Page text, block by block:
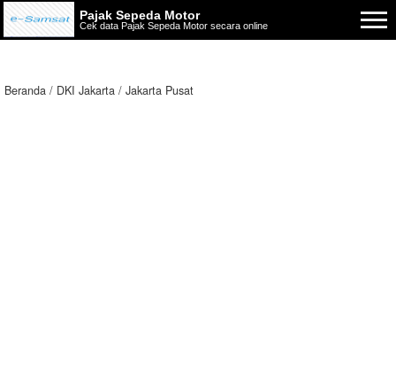
Pajak Sepeda Motor
Cek data Pajak Sepeda Motor secara online
Beranda DKI Jakarta Jakarta Pusat